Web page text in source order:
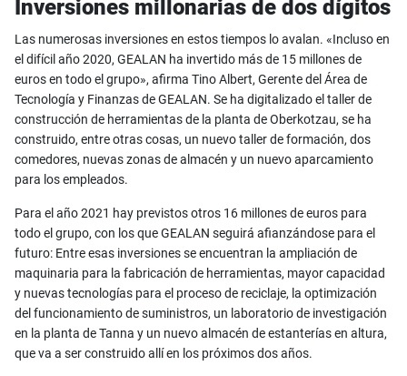
Inversiones millonarias de dos dígitos
Las numerosas inversiones en estos tiempos lo avalan. «Incluso en
el difícil año 2020, GEALAN ha invertido más de 15 millones de
euros en todo el grupo», afirma Tino Albert, Gerente del Área de
Tecnología y Finanzas de GEALAN. Se ha digitalizado el taller de
construcción de herramientas de la planta de Oberkotzau, se ha
construido, entre otras cosas, un nuevo taller de formación, dos
comedores, nuevas zonas de almacén y un nuevo aparcamiento
para los empleados.
Para el año 2021 hay previstos otros 16 millones de euros para
todo el grupo, con los que GEALAN seguirá afianzándose para el
futuro: Entre esas inversiones se encuentran la ampliación de
maquinaria para la fabricación de herramientas, mayor capacidad
y nuevas tecnologías para el proceso de reciclaje, la optimización
del funcionamiento de suministros, un laboratorio de investigación
en la planta de Tanna y un nuevo almacén de estanterías en altura,
que va a ser construido allí en los próximos dos años.